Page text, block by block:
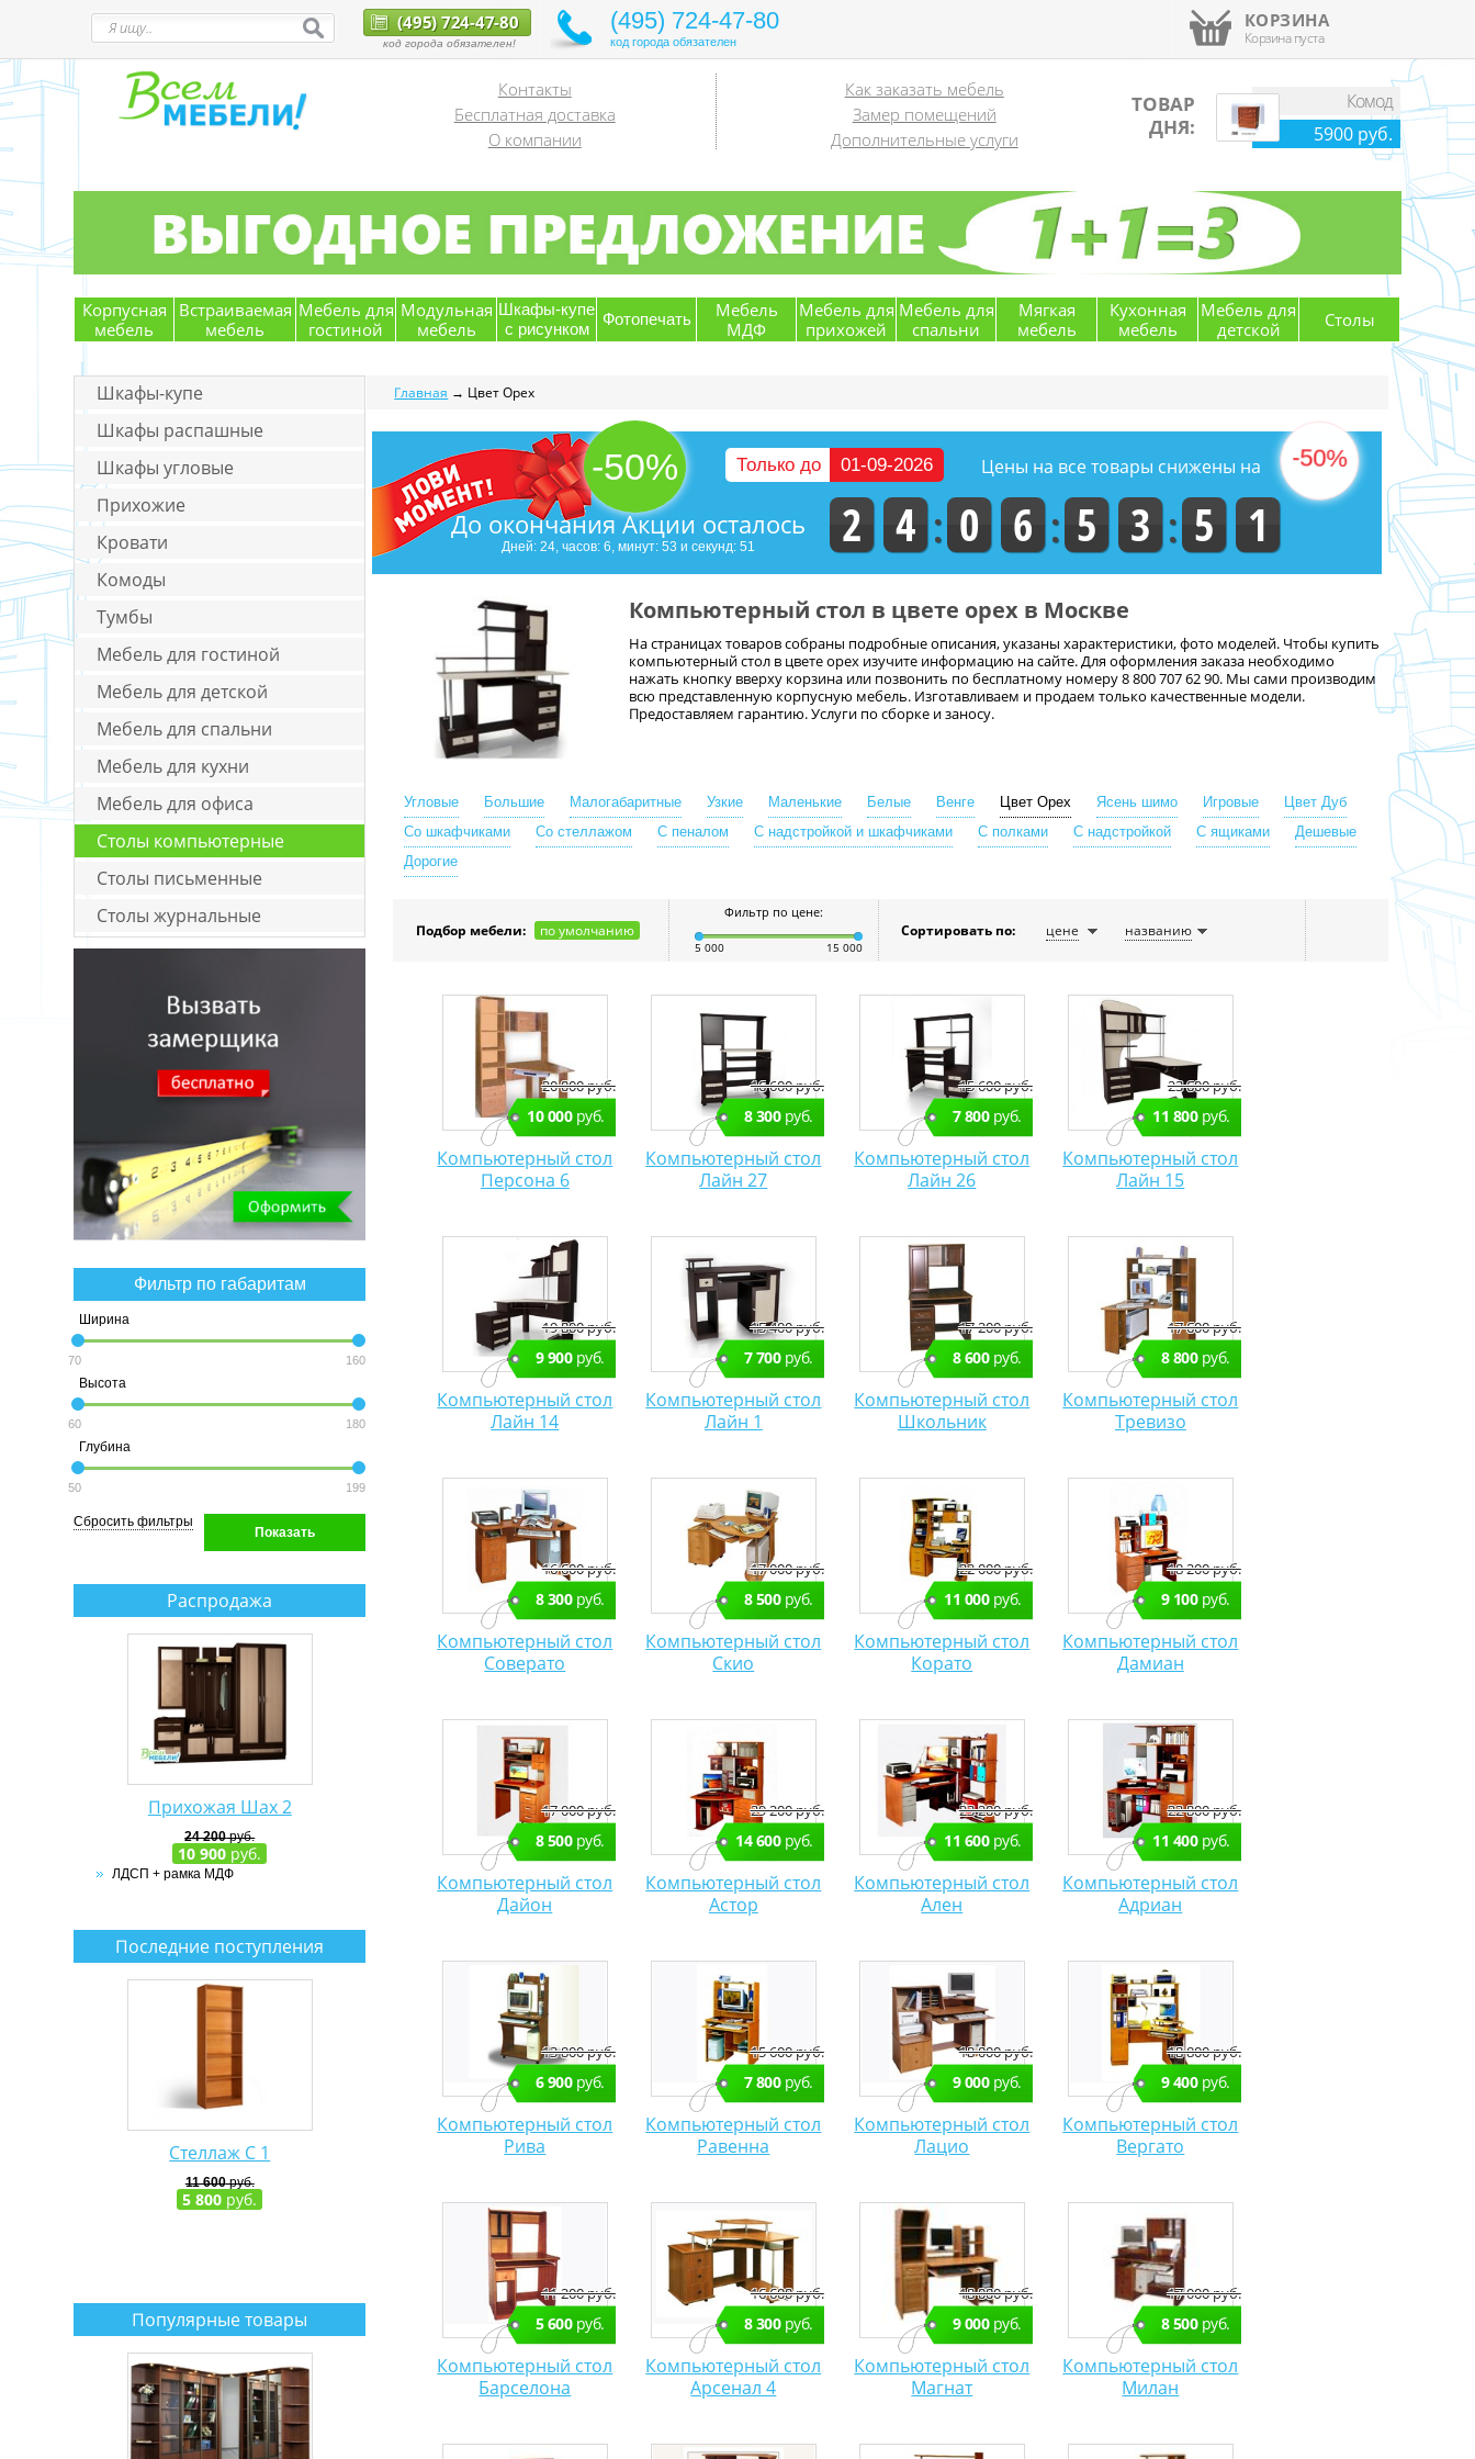
(495) 724-47-80
код города обязателен!
(495) 724-47-80
код города обязателен
КОРЗИНА
Корзина пуста
Контакты
Бесплатная доставка
О компании
Как заказать мебель
Замер помещений
Дополнительные услуги
ТОВАР
ДНЯ:
Комод
5900 руб.
Корпусная
мебель
Встраиваемая
мебель
Мебель для
гостиной
Модульная
мебель
Шкафы-купе
с рисунком
Фотопечать
Мебель
МДФ
Мебель для
прихожей
Мебель для
спальни
Мягкая
мебель
Кухонная
мебель
Мебель для
детской
Столы
Шкафы-купе
Шкафы распашные
Шкафы угловые
Прихожие
Кровати
Комоды
Тумбы
Мебель для гостиной
Мебель для детской
Мебель для спальни
Мебель для кухни
Мебель для офиса
Столы компьютерные
Столы письменные
Столы журнальные
Фильтр по габаритам
Ширина
70 160
Высота
60 180
Глубина
50 199
Сбросить фильтры
Показать
Распродажа
Прихожая Шах 2
24 200руб.
10 900 руб.
ЛДСП + рамка МДФ
Последние поступления
Стеллаж С 1
11 600руб.
5 800 руб.
Популярные товары
Главная → Цвет Орех
-50% Только до 01-09-2026 Цены на все товары снижены на-50%
До окончания Акции осталось
Дней: 24, часов: 6, минут: 53 и секунд: 50 2 4 0 6 5 3 5 0
Компьютерный стол в цвете орех в Москве
На страницах товаров собраны подробные описания, указаны характеристики, фото моделей. Чтобы купить
компьютерный стол в цвете орех изучите информацию на сайте. Для оформления заказа необходимо
нажать кнопку вверху корзина или позвонить по бесплатному номеру 8 800 707 62 90. Мы сами производим
всю представленную корпусную мебель. Изготавливаем и продаем только качественные модели.
Предоставляем гарантию. Услуги по сборке и заносу.
Угловые Большие Малогабаритные Узкие Маленькие Белые Венге Цвет Орех Ясень шимо Игровые
Цвет Дуб
Со шкафчиками
Со стеллажом С пеналом С надстройкой и шкафчиками С полками С надстройкой С ящиками
Дешевые
Дорогие
Подбор мебели: по умолчанию
Фильтр по цене:
5 000 15 000
Сортировать по: цене названию
20 000 руб.
10 000руб.
Компьютерный стол
Персона 6
16 600 руб.
8 300руб.
Компьютерный стол
Лайн 27
15 600 руб.
7 800руб.
Компьютерный стол
Лайн 26
23 600 руб.
11 800руб.
Компьютерный стол
Лайн 15
19 800 руб.
9 900руб.
Компьютерный стол
Лайн 14
15 400 руб.
7 700руб.
Компьютерный стол
Лайн 1
17 200 руб.
8 600руб.
Компьютерный стол
Школьник
17 600 руб.
8 800руб.
Компьютерный стол
Тревизо
16 600 руб.
8 300руб.
Компьютерный стол
Соверато
17 000 руб.
8 500руб.
Компьютерный стол
Скио
22 000 руб.
11 000руб.
Компьютерный стол
Корато
18 200 руб.
9 100руб.
Компьютерный стол
Дамиан
17 000 руб.
8 500руб.
Компьютерный стол
Дайон
29 200 руб.
14 600руб.
Компьютерный стол
Астор
23 200 руб.
11 600руб.
Компьютерный стол
Ален
22 800 руб.
11 400руб.
Компьютерный стол
Адриан
13 800 руб.
6 900руб.
Компьютерный стол
Рива
15 600 руб.
7 800руб.
Компьютерный стол
Равенна
18 000 руб.
9 000руб.
Компьютерный стол
Лацио
18 800 руб.
9 400руб.
Компьютерный стол
Вергато
11 200 руб.
5 600руб.
Компьютерный стол
Барселона
16 600 руб.
8 300руб.
Компьютерный стол
Арсенал 4
18 000 руб.
9 000руб.
Компьютерный стол
Магнат
17 000 руб.
8 500руб.
Компьютерный стол
Милан